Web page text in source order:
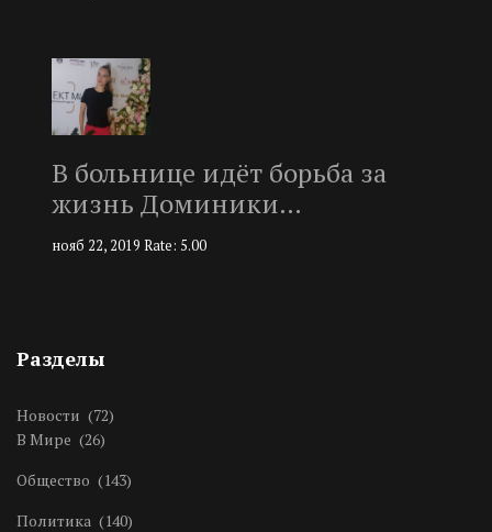
В больнице идёт борьба за
жизнь Доминики…
нояб 22, 2019 Rate: 5.00
Разделы
Новости (72)
В Мире (26)
Общество (143)
Политика (140)